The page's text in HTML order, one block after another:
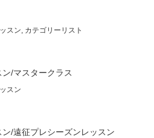
スン, カテゴリーリスト
/マスタークラス
スン
/遠征プレシーズンレッスン